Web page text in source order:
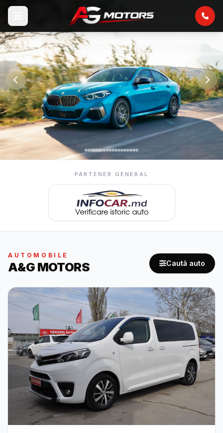
PARTENER GENERAL
AUTOMOBILE
A&G MOTORS Caută auto